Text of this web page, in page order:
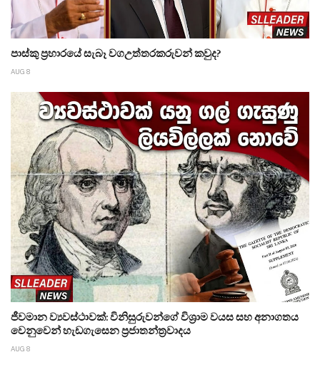
පාස්කු ප්‍රහාරයේ සැබෑ වගඋත්තරකරුවන් කවුද?
AUG 8
ජීවමාන ව්‍යවස්ථාවක්: විනිසුරුවන්ගේ විශ්‍රාම වයස සහ අනාගතය
වෙනුවෙන් හැඩගැසෙන ප්‍රජාතන්ත්‍රවාදය
AUG 8